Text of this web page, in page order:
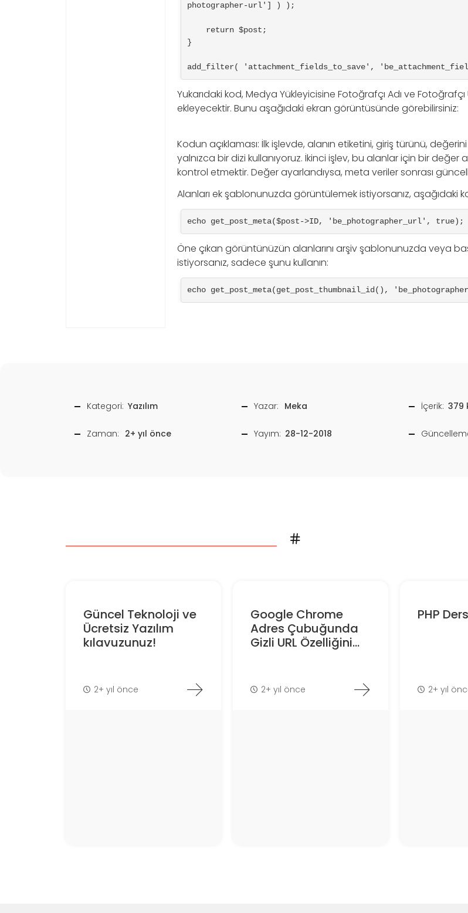
photographer-url'] ) );
}
add_filter( 'attachment_fields_to_save',
Yukarıdaki kod, Medya Yükleyicisine Fotoğrafçı Adı ve Fotoğrafçı
ekleyecektir. Bunu aşağıdaki ekran görüntüsünde görebilirsiniz:
Kodun açıklaması: İlk işlevde, alanın etiketini, giriş türünü,
yalnızca bir dizi kullanıyoruz. İkinci işlev, bu alanlar için bir değer
kontrol etmektir. Değer ayarlandıysa, meta veriler sonrası
Alanları ek şablonunuzda görüntülemek istiyorsanız, aşağıdaki
echo get_post_meta($post->ID, 'be_photographer_url', true);
Öne çıkan görüntünüzün alanlarını arşiv şablonunuzda veya
istiyorsanız, sadece şunu kullanın:
echo get_post_meta(get_post_thumbnail_id(),
Kategori: Yazılım Yazar: Meka İçerik: 379
Zaman: 2+ yıl önce Yayım: 28-12-2018
Güncel Teknoloji ve
Ücretsiz Yazılım
kılavuzunuz!
2+ yıl önce
Google Chrome
Adres Çubuğunda
Gizli URL Özelliğini...
2+ yıl önce
PHP
2+ yıl